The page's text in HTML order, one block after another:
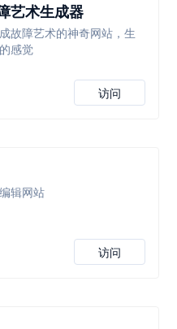
艺术生成器
故障艺术的神奇网站，生
感觉
访问
辑网站
访问